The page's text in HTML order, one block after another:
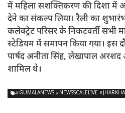
में महिला सशक्तिकरण की दिशा में
देने का संकल्प लिया। रैली का
कलेक्ट्रेट परिसर के निकटवर्ती सभी
स्टेडियम में समापन किया गया। इस
पार्षद अनीता सिंह, लेखापाल
शामिल थे।
#GUMALANEWS #NEWSSCALELIVE